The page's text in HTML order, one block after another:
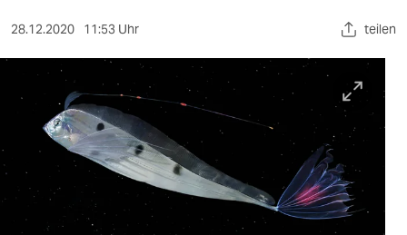
berlin
nord
wahrheit
28.12.2020 11:53 Uhr teilen